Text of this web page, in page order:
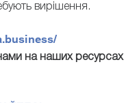
вирішення.
на наших ресурсах